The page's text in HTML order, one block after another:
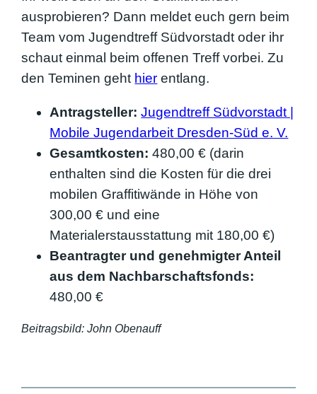
ausprobieren? Dann meldet euch gern beim
Team vom Jugendtreff Südvorstadt oder ihr
schaut einmal beim offenen Treff vorbei. Zu
den Teminen geht hier entlang.
Antragsteller:Jugendtreff Südvorstadt |
Mobile Jugendarbeit Dresden-Süd e. V.
Gesamtkosten: 480,00 € (darin
enthalten sind die Kosten für die drei
mobilen Graffitiwände in Höhe von
300,00 € und eine
Materialerstausstattung mit 180,00 €)
Beantragter und genehmigter Anteil
aus dem Nachbarschaftsfonds:
480,00 €
Beitragsbild: John Obenauff